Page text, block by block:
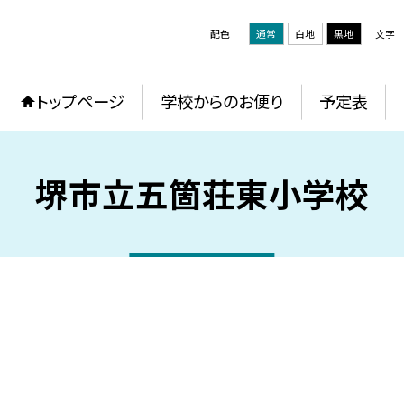
配色 通常 白地 黒地 文字
トップページ 学校からのお便り 予定表
堺市立五箇荘東小学校